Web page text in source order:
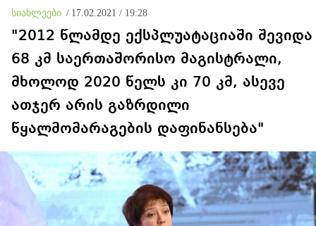
სიახლეები / 17.02.2021 / 19:28
"2012 წლამდე ექსპლუატაციაში შევიდა
68 კმ საერთაშორისო მაგისტრალი,
მხოლოდ 2020 წელს კი 70 კმ, ასევე
ათჯერ არის გაზრდილი
წყალმომარაგების დაფინანსება"